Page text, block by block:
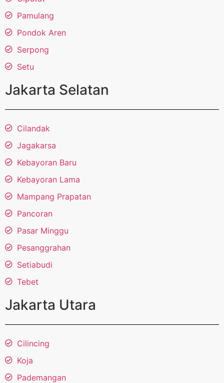
Pamulang
Pondok Aren
Serpong
Setu
Jakarta Selatan
Cilandak
Jagakarsa
Kebayoran Baru
Kebayoran Lama
Mampang Prapatan
Pancoran
Pasar Minggu
Pesanggrahan
Setiabudi
Tebet
Jakarta Utara
Cilincing
Koja
Pademangan